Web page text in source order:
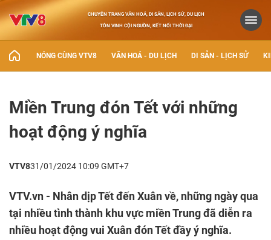
CHUYÊN TRANG VĂN HOÁ, DI SẢN, LỊCH SỬ, DU LỊCH
TÔN VINH CỘI NGUỒN, KẾT NỐI THỜI ĐẠI
NÓNG CÙNG VTV8 VĂN HOÁ - DU LỊCH DI SẢN - LỊCH SỬ
Miền Trung đón Tết với những
hoạt động ý nghĩa
VTV831/01/2024 10:09 GMT+7
VTV.vn - Nhân dịp Tết đến Xuân về, những ngày qua
tại nhiều tình thành khu vực miền Trung đã diễn ra
nhiều hoạt động vui Xuân đón Tết đầy ý nghĩa.